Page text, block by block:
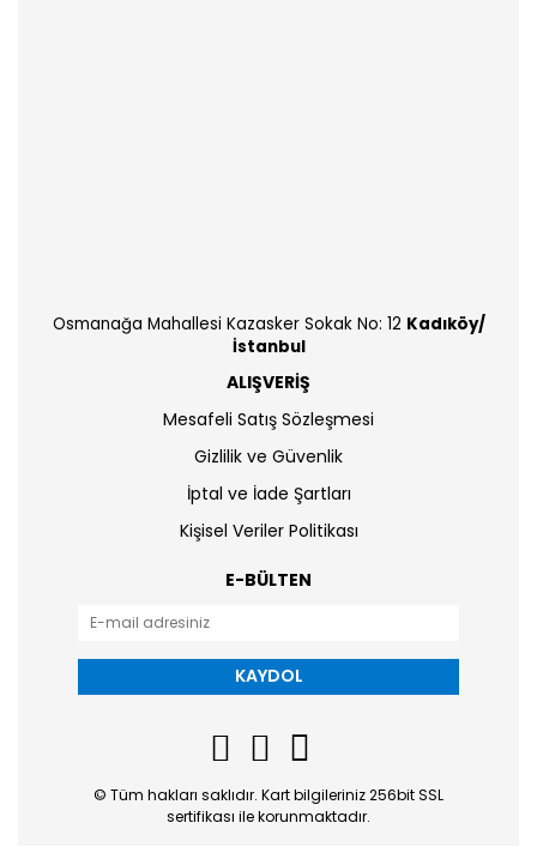
Osmanağa Mahallesi Kazasker Sokak No: 12 Kadıköy/
İstanbul
ALIŞVERİŞ
Mesafeli Satış Sözleşmesi
Gizlilik ve Güvenlik
İptal ve İade Şartları
Kişisel Veriler Politikası
E-BÜLTEN
KAYDOL
© Tüm hakları saklıdır. Kart bilgileriniz 256bit SSL
sertifikası ile korunmaktadır.